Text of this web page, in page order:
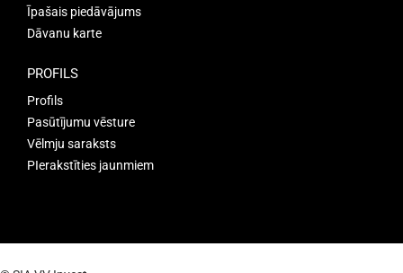
Īpašais piedāvājums
Dāvanu karte
PROFILS
Profils
Pasūtījumu vēsture
Vēlmju saraksts
PIerakstīties jaunmiem